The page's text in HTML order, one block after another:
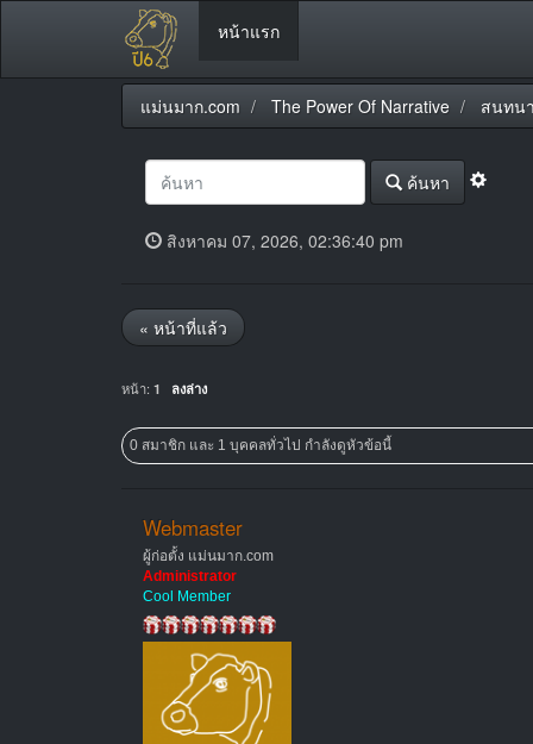
หน้าแรก
แม่นมาก.com The Power Of Narrative สนทน
ค้นหา
สิงหาคม 07, 2026, 02:36:40 pm
« หน้าที่แล้ว
หน้า: 1 ลงล่าง
0 สมาชิก และ 1 บุคคลทั่วไป กำลังดูหัวข้อนี้
Webmaster
ผู้ก่อตั้ง แม่นมาก.com
Administrator
Cool Member